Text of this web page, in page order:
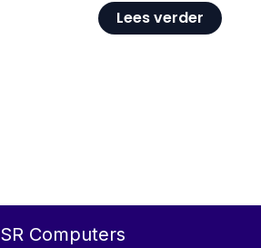
Lees verder
SR Computers